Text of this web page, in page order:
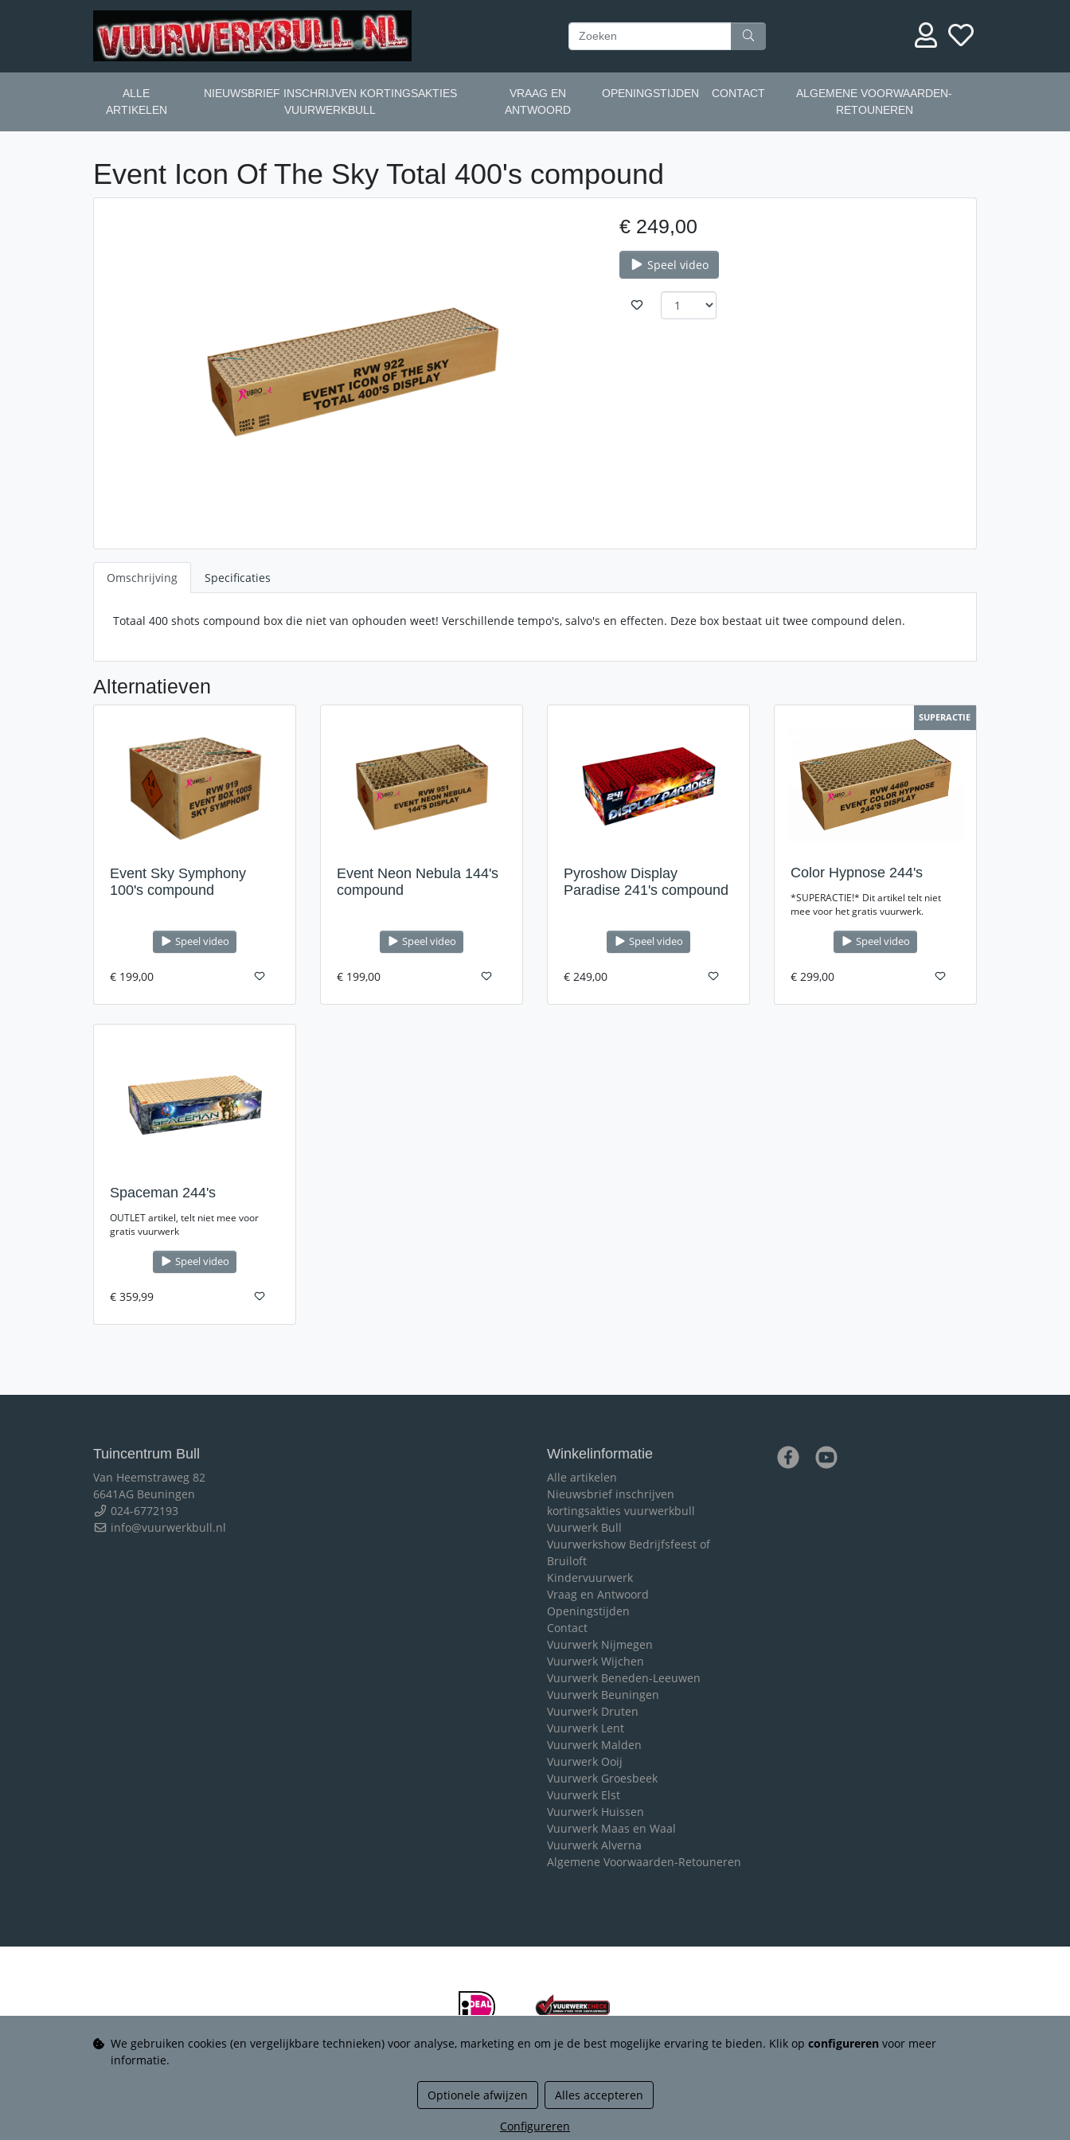
ALLE
ARTIKELEN
NIEUWSBRIEF INSCHRIJVEN KORTINGSAKTIES
VUURWERKBULL
VRAAG EN
ANTWOORD
OPENINGSTIJDEN CONTACT
ALGEMENE VOORWAARDEN-
RETOUNEREN
Event Icon Of The Sky Total 400's compound
€ 249,00
Speel video
Omschrijving Specificaties
Totaal 400 shots compound box die niet van ophouden weet! Verschillende tempo's, salvo's en effecten. Deze box bestaat uit twee compound delen.
Alternatieven
Event Sky Symphony
100's compound
Speel video
€ 199,00
Event Neon Nebula 144's
compound
Speel video
€ 199,00
Pyroshow Display
Paradise 241's compound
Speel video
€ 249,00
SUPERACTIE
Color Hypnose 244's
*SUPERACTIE!* Dit artikel telt niet
mee voor het gratis vuurwerk.
Speel video
€ 299,00
Spaceman 244's
OUTLET artikel, telt niet mee voor
gratis vuurwerk
Speel video
€ 359,99
We gebruiken cookies (en vergelijkbare technieken) voor analyse, marketing en om je de best mogelijke ervaring te bieden. Klik opconfigureren voor meer
informatie.
Optionele afwijzen Alles accepteren
Configureren
Tuincentrum Bull
Van Heemstraweg 82
6641AG Beuningen
024-6772193
info@vuurwerkbull.nl
Winkelinformatie
Alle artikelen
Nieuwsbrief inschrijven
kortingsakties vuurwerkbull
Vuurwerk Bull
Vuurwerkshow Bedrijfsfeest of
Bruiloft
Kindervuurwerk
Vraag en Antwoord
Openingstijden
Contact
Vuurwerk Nijmegen
Vuurwerk Wijchen
Vuurwerk Beneden-Leeuwen
Vuurwerk Beuningen
Vuurwerk Druten
Vuurwerk Lent
Vuurwerk Malden
Vuurwerk Ooij
Vuurwerk Groesbeek
Vuurwerk Elst
Vuurwerk Huissen
Vuurwerk Maas en Waal
Vuurwerk Alverna
Algemene Voorwaarden-Retouneren
Managed hosting